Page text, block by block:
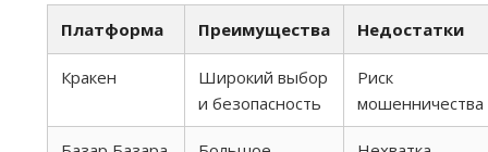
Платформа Преимущества Недостатки
Кракен
Широкий выбор
и безопасность
Риск
мошенничества